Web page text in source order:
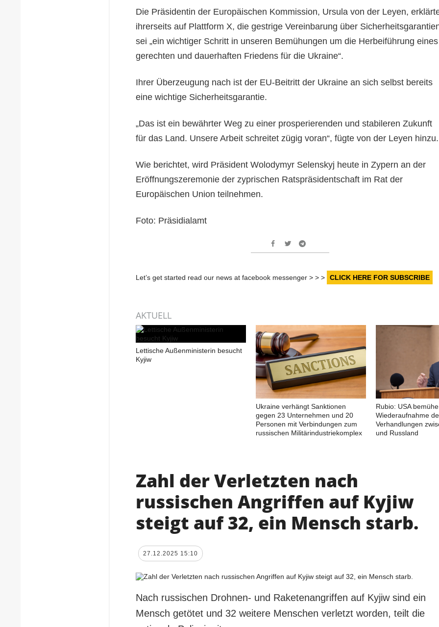
Die Präsidentin der Europäischen Kommission, Ursula von der Leyen,
ihrerseits auf Plattform X, die gestrige Vereinbarung über
sei „ein wichtiger Schritt in unseren Bemühungen um die Herbeiführung eines
gerechten und dauerhaften Friedens für die Ukraine“.
Ihrer Überzeugung nach ist der EU-Beitritt der Ukraine an sich selbst bereits
eine wichtige Sicherheitsgarantie.
„Das ist ein bewährter Weg zu einer prosperierenden und stabileren Zukunft
für das Land. Unsere Arbeit schreitet zügig voran“, fügte von der Leyen hinzu.
Wie berichtet, wird Präsident Wolodymyr Selenskyj heute in Zypern an der
Eröffnungszeremonie der zyprischen Ratspräsidentschaft im Rat der
Europäischen Union teilnehmen.
Foto: Präsidialamt
Let’s get started read our news at facebook messenger > > > CLICK HERE FOR SUBSCRIBE
AKTUELL
Lettische Außenministerin besucht
Kyjiw
Ukraine verhängt Sanktionen
gegen 23 Unternehmen und 20
Personen mit Verbindungen zum
russischen Militärindustriekomplex
Rubio: USA
Wiederaufnahme
Verhandlungen
und Russland
Zahl der Verletzten nach
russischen Angriffen auf Kyjiw
steigt auf 32, ein Mensch starb.
27.12.2025 15:10
Nach russischen Drohnen- und Raketenangriffen auf Kyjiw sind ein
Mensch getötet und 32 weitere Menschen verletzt worden, teilt die